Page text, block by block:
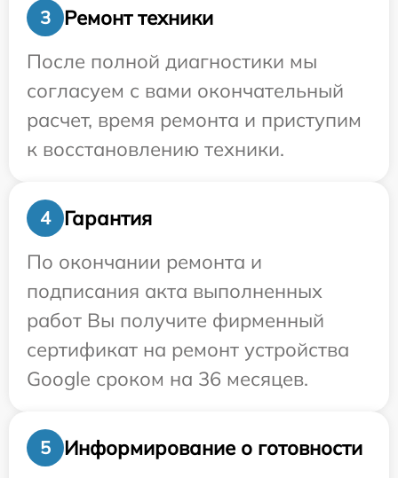
3
Ремонт техники
После полной диагностики мы
согласуем с вами окончательный
расчет, время ремонта и приступим
к восстановлению техники.
4
Гарантия
По окончании ремонта и
подписания акта выполненных
работ Вы получите фирменный
сертификат на ремонт устройства
Google сроком на 36 месяцев.
5
Информирование о готовности